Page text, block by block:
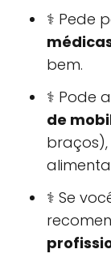
⚕️ Pede
bem.
⚕️ Pode
de
⚕️ Se